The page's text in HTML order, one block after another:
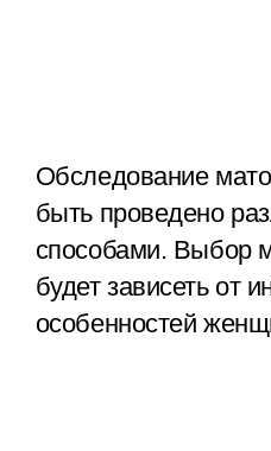
Обследование
быть проведено
способами. Выбор
будет зависеть от
особенностей